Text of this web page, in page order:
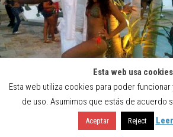
El ala cerrada de San Francisco mantuvo un
actriz, pero unas fotos bastante
jugador de la NBA, Ty Lawson, dieron al traste
Esta web usa cookies
Esta web utiliza cookies para poder
de uso. Asumimos que estás de acuerdo
Aceptar Reject